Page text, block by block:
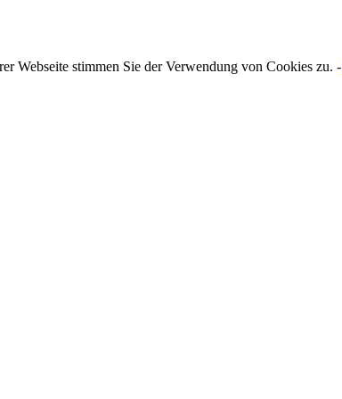
Webseite stimmen Sie der Verwendung von Cookies zu. -